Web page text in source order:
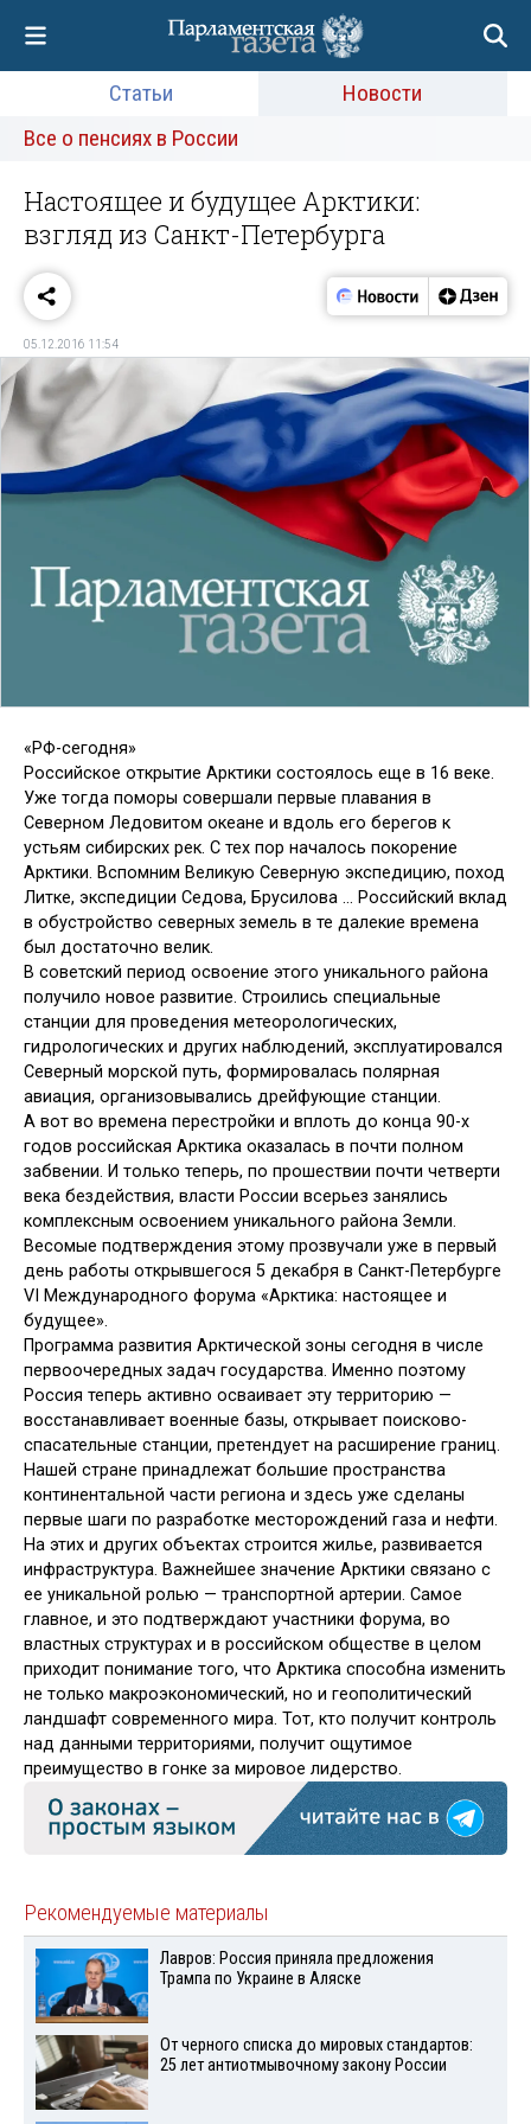
Статьи
Новости
Все о пенсиях в России
Настоящее и будущее Арктики:
взгляд из Санкт-Петербурга
05.12.2016 11:54
«РФ-сегодня»
Российское открытие Арктики состоялось еще в 16 веке.
Уже тогда поморы совершали первые плавания в
Северном Ледовитом океане и вдоль его берегов к
устьям сибирских рек. С тех пор началось покорение
Арктики. Вспомним Великую Северную экспедицию, поход
Литке, экспедиции Седова, Брусилова … Российский вклад
в обустройство северных земель в те далекие времена
был достаточно велик.
В советский период освоение этого уникального района
получило новое развитие. Строились специальные
станции для проведения метеорологических,
гидрологических и других наблюдений, эксплуатировался
Северный морской путь, формировалась полярная
авиация, организовывались дрейфующие станции.
А вот во времена перестройки и вплоть до конца 90-х
годов российская Арктика оказалась в почти полном
забвении. И только теперь, по прошествии почти четверти
века бездействия, власти России всерьез занялись
комплексным освоением уникального района Земли.
Весомые подтверждения этому прозвучали уже в первый
день работы открывшегося 5 декабря в Санкт-Петербурге
VI Международного форума «Арктика: настоящее и
будущее».
Программа развития Арктической зоны сегодня в числе
первоочередных задач государства. Именно поэтому
Россия теперь активно осваивает эту территорию —
восстанавливает военные базы, открывает поисково-
спасательные станции, претендует на расширение границ.
Нашей стране принадлежат большие пространства
континентальной части региона и здесь уже сделаны
первые шаги по разработке месторождений газа и нефти.
На этих и других объектах строится жилье, развивается
инфраструктура. Важнейшее значение Арктики связано с
ее уникальной ролью — транспортной артерии. Самое
главное, и это подтверждают участники форума, во
властных структурах и в российском обществе в целом
приходит понимание того, что Арктика способна изменить
не только макроэкономический, но и геополитический
ландшафт современного мира. Тот, кто получит контроль
над данными территориями, получит ощутимое
преимущество в гонке за мировое лидерство.
Рекомендуемые материалы
Лавров: Россия приняла предложения
Трампа по Украине в Аляске
От черного списка до мировых стандартов:
25 лет антиотмывочному закону России